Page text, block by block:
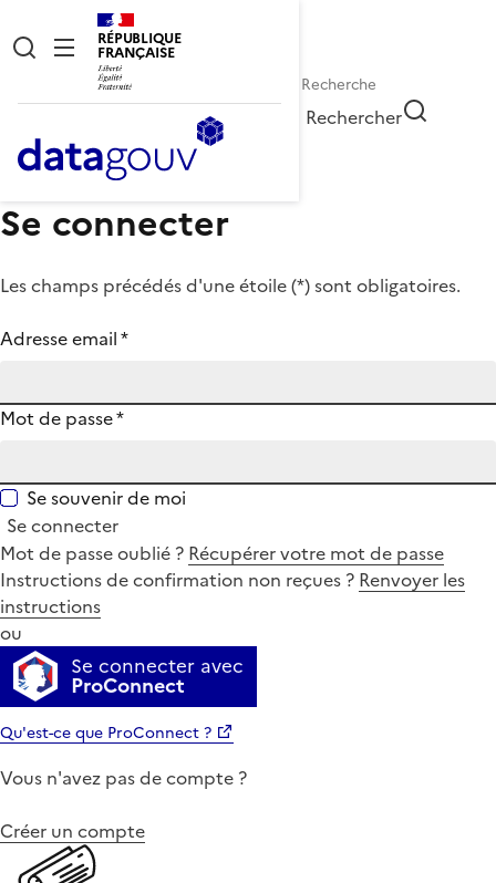
RÉPUBLIQUE
FRANÇAISE
Rechercher
Se connecter
Les champs précédés d'une étoile (*) sont obligatoires.
Adresse email*
Mot de passe*
Se souvenir de moi
Se connecter
Mot de passe oublié ? Récupérer votre mot de passe
Instructions de confirmation non reçues ? Renvoyer les
instructions
ou
Se connecter avec
ProConnect
Qu'est-ce que ProConnect ?
Vous n'avez pas de compte ?
Créer un compte